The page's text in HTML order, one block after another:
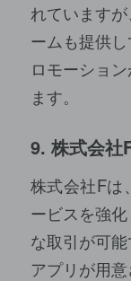
れています
ームも提供
ロモーショ
ます。
9. 株式会社
株式会社Fは
ービスを強
な取引が可
アプリが用意